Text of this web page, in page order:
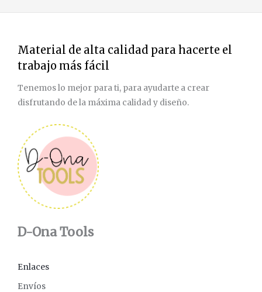
Material de alta calidad para hacerte el
trabajo más fácil
Tenemos lo mejor para ti, para ayudarte a crear
disfrutando de la máxima calidad y diseño.
D-Ona Tools
Enlaces
Envíos